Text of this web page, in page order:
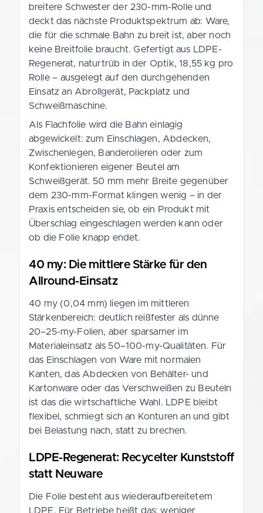
breitere Schwester der 230-mm-Rolle und
deckt das nächste Produktspektrum ab: Ware,
die für die schmale Bahn zu breit ist, aber noch
keine Breitfolie braucht. Gefertigt aus LDPE-
Regenerat, naturtrüb in der Optik, 18,55 kg pro
Rolle – ausgelegt auf den durchgehenden
Einsatz an Abrollgerät, Packplatz und
Schweißmaschine.
Als Flachfolie wird die Bahn einlagig
abgewickelt: zum Einschlagen, Abdecken,
Zwischenlegen, Banderolieren oder zum
Konfektionieren eigener Beutel am
Schweißgerät. 50 mm mehr Breite gegenüber
dem 230-mm-Format klingen wenig – in der
Praxis entscheiden sie, ob ein Produkt mit
Überschlag eingeschlagen werden kann oder
ob die Folie knapp endet.
40 my: Die mittlere Stärke für den
Allround-Einsatz
40 my (0,04 mm) liegen im mittleren
Stärkenbereich: deutlich reißfester als dünne
20–25-my-Folien, aber sparsamer im
Materialeinsatz als 50–100-my-Qualitäten. Für
das Einschlagen von Ware mit normalen
Kanten, das Abdecken von Behälter- und
Kartonware oder das Verschweißen zu Beuteln
ist das die wirtschaftliche Wahl. LDPE bleibt
flexibel, schmiegt sich an Konturen an und gibt
bei Belastung nach, statt zu brechen.
LDPE-Regenerat: Recycelter Kunststoff
statt Neuware
Die Folie besteht aus wiederaufbereitetem
LDPE. Für Betriebe heißt das: weniger